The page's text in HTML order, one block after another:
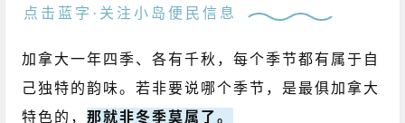
点击蓝字·关注小岛便民信息
加拿大一年四季、各有千秋，每个季节都有属于自
己独特的韵味。若非要说哪个季节，是最俱加拿大
特色的， 那就非冬季莫属了。